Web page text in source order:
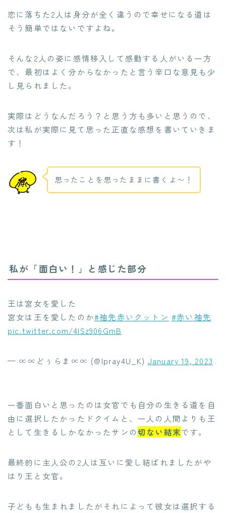
恋に落ちた2人は身分が全く違うので幸せになる道は
そう簡単ではないですよね。
そんな2人の姿に感情移入して感動する人がいる一方
で、最初はよく分からなかったと言う辛口な意見も少
し見られました。
実際はどうなんだろう？と思う方も多いと思うので、
次は私が実際に見て思った正直な感想を書いていきま
す！
思ったことを思ったままに書くよ〜！
私が「面白い！」と感じた部分
王は宮女を愛した
宮女は王を愛したのか#袖先赤いクットン #赤い袖先
pic.twitter.com/4lSz906GmB
— ∝∝どぅらま∝∝ (@Ipray4U_K) January 19, 2023
一番面白いと思ったのは女官でも自分の生きる道を自
由に選択したかったドクイムと、一人の人間よりも王
として生きるしかなかったサンの切ない結末です。
最終的に主人公の2人は互いに愛し結ばれましたがや
はり王と女官。
子どもも生まれましたがそれによって彼女は選択する